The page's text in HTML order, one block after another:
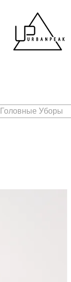
Головные Уборы